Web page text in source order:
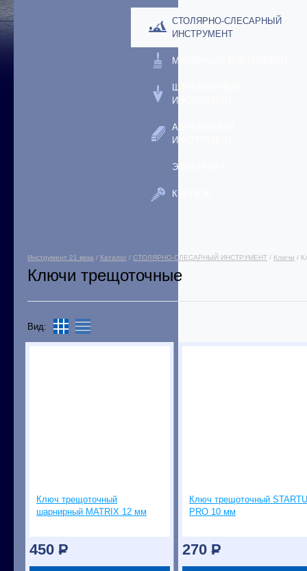
СТОЛЯРНО-СЛЕСАРНЫЙ
ИНСТРУМЕНТ
МАЛЯРНЫЙ ИНСТРУМЕНТ
ШТУКАТУРНЫЙ
ИНСТРУМЕНТ
АБРАЗИВНЫЙ
ИНСТРУМЕНТ
ЭЛЕКТРИКА
КРЕПЕЖ
Инструмент 21 века / Каталог / СТОЛЯРНО-СЛЕСАРНЫЙ ИНСТРУМЕНТ / Ключи /
Ключи трещоточные
Вид:
Ключ трещоточный
шарнирный MATRIX 12 мм
450 P
Ключ трещоточный
PRO 10 мм
270 P